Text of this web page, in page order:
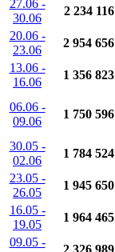
27.06 -
30.06
2 234 116
20.06 -
23.06
2 954 656
13.06 -
16.06
1 356 823
06.06 -
09.06
1 750 596
30.05 -
02.06
1 784 524
23.05 -
26.05
1 945 650
16.05 -
19.05
1 964 465
09.05 -